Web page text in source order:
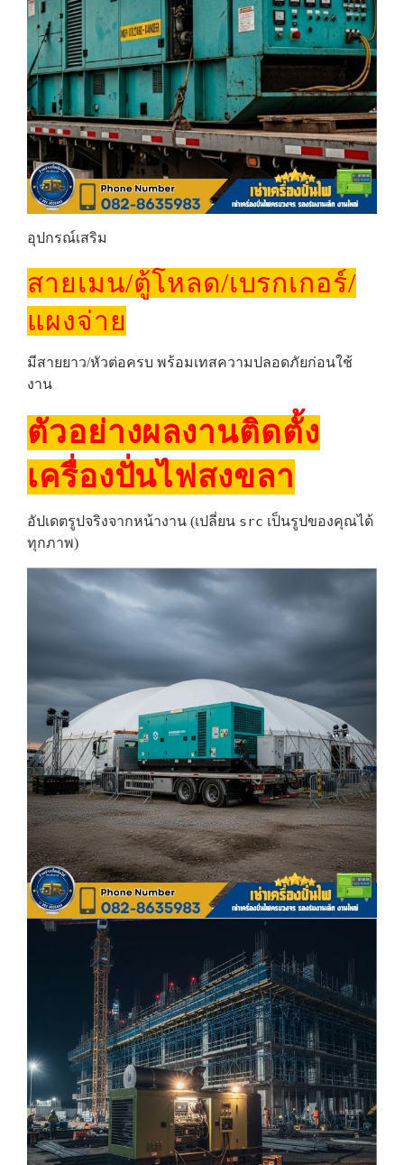
อุปกรณ์เสริม
สายเมน/ตู้โหลด/เบรกเกอร์/
แผงจ่าย
มีสายยาว/หัวต่อครบ พร้อมเทสความปลอดภัยก่อนใช้
งาน
ตัวอย่างผลงานติดตั้ง
เครื่องปั่นไฟสงขลา
อัปเดตรูปจริงจากหน้างาน (เปลี่ยน src เป็นรูปของคุณได้
ทุกภาพ)